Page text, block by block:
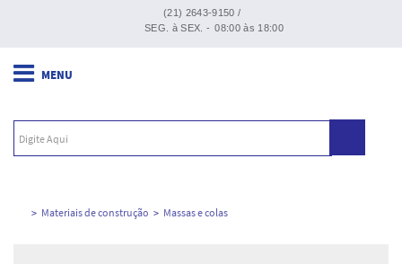
(21) 2643-9150 /
SEG. à SEX. - 08:00 às 18:00
Materiais de construção Massas e colas